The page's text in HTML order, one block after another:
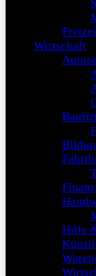
Wirtschaft
Hilfe